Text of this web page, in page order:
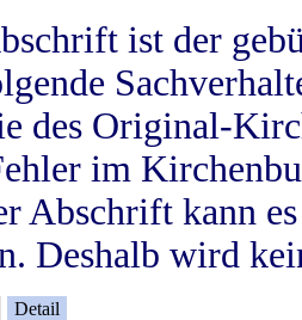
ist der
des Original-
im
Abschrift kann
Deshalb wird
Detail